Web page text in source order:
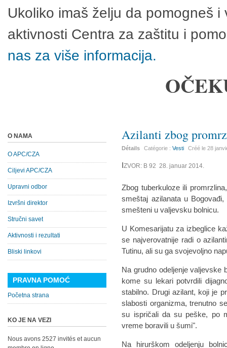
Ukoliko imaš želju da pomogneš
aktivnosti Centra za zaštitu i
nas za više informacija.
Azilanti zbog
Détails Catégorie :Vesti Créé le28
IZVOR: B 92 28. januar 2014.
Zbog tuberkuloze ili
smeštaj azilanata u
smešteni u valjevsku bolnicu.
U Komesarijatu za izbeglice
se najverovatnije radi o
Tutinu, ali su ga svojevoljno
Na grudno odeljenje valjevske
kome su lekari potvrdili
stabilno. Drugi azilant, koji je
slabosti organizma, trenutno
su ispričali da su peške, po
vreme boravili u šumi".
Na hirurškom odeljenju
O NAMA
O APC/CZA
Ciljevi APC/CZA
Upravni odbor
Izvršni direktor
Stručni savet
Aktivnosti i rezultati
Bliski linkovi
PRAVNA POMOĆ
Početna strana
KO JE NA VEZI
Nous avons 2527 invités et aucun